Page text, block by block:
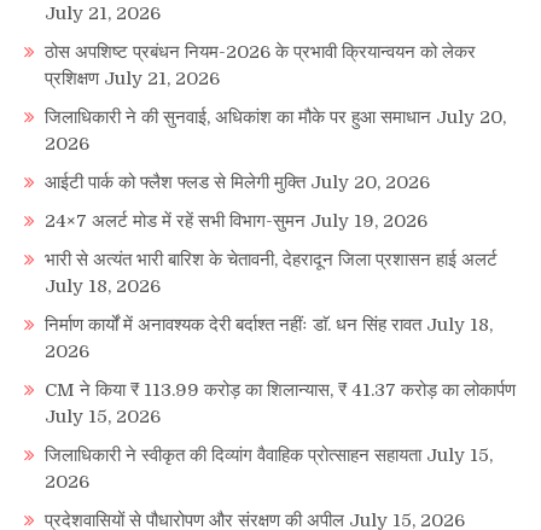
July 21, 2026
ठोस अपशिष्ट प्रबंधन नियम-2026 के प्रभावी क्रियान्वयन को लेकर
प्रशिक्षण July 21, 2026
जिलाधिकारी ने की सुनवाई, अधिकांश का मौके पर हुआ समाधान July 20,
2026
आईटी पार्क को फ्लैश फ्लड से मिलेगी मुक्ति July 20, 2026
24×7 अलर्ट मोड में रहें सभी विभाग-सुमन July 19, 2026
भारी से अत्यंत भारी बारिश के चेतावनी, देहरादून जिला प्रशासन हाई अलर्ट
July 18, 2026
निर्माण कार्यों में अनावश्यक देरी बर्दाश्त नहींः डाॅ. धन सिंह रावत July 18,
2026
CM ने किया ₹ 113.99 करोड़ का शिलान्यास, ₹ 41.37 करोड़ का लोकार्पण
July 15, 2026
जिलाधिकारी ने स्वीकृत की दिव्यांग वैवाहिक प्रोत्साहन सहायता July 15,
2026
प्रदेशवासियों से पौधारोपण और संरक्षण की अपील July 15, 2026